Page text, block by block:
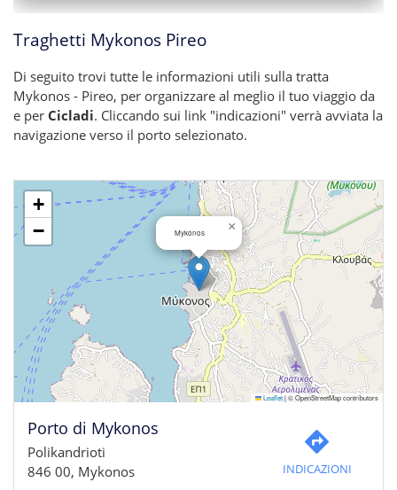
Traghetti Mykonos Pireo
Di seguito trovi tutte le informazioni utili sulla tratta
Mykonos - Pireo, per organizzare al meglio il tuo viaggio da
e per Cicladi. Cliccando sui link "indicazioni" verrà avviata la
navigazione verso il porto selezionato.
Mykonos ×
+
−
Leaflet|© OpenStreetMap contributors
Porto di Mykonos
Polikandrioti
846 00, Mykonos
INDICAZIONI